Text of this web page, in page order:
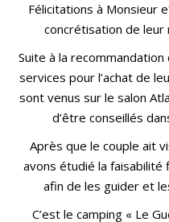
Félicitations à Monsieur
concrétisation de leur
Suite à la
services pour l’achat de
sont venus sur le salon
d’être conseillés
Après que le couple ait
avons étudié la faisabilité
afin de les guider et
C’est le camping « Le